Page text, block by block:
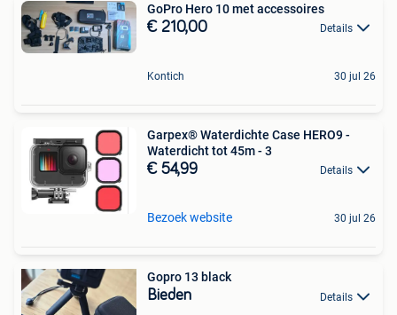
GoPro Hero 10 met accessoires
€ 210,00 Details
Kontich 30 jul 26
Garpex® Waterdichte Case HERO9 -
Waterdicht tot 45m - 3
€ 54,99 Details
Bezoek website 30 jul 26
Gopro 13 black
Bieden Details